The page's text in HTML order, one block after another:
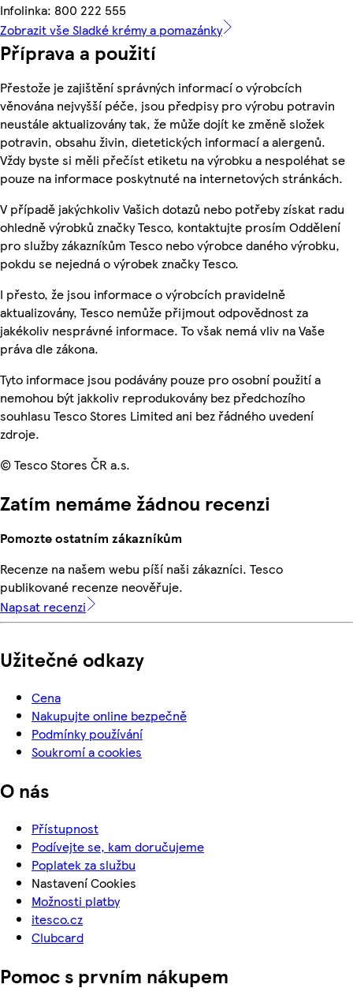
Infolinka: 800 222 555
Zobrazit vše Sladké krémy a pomazánky
Příprava a použití
Přestože je zajištění správných informací o výrobcích
věnována nejvyšší péče, jsou předpisy pro výrobu potravin
neustále aktualizovány tak, že může dojít ke změně složek
potravin, obsahu živin, dietetických informací a alergenů.
Vždy byste si měli přečíst etiketu na výrobku a nespoléhat se
pouze na informace poskytnuté na internetových stránkách.
V případě jakýchkoliv Vašich dotazů nebo potřeby získat radu
ohledně výrobků značky Tesco, kontaktujte prosím Oddělení
pro služby zákazníkům Tesco nebo výrobce daného výrobku,
pokdu se nejedná o výrobek značky Tesco.
I přesto, že jsou informace o výrobcích pravidelně
aktualizovány, Tesco nemůže přijmout odpovědnost za
jakékoliv nesprávné informace. To však nemá vliv na Vaše
práva dle zákona.
Tyto informace jsou podávány pouze pro osobní použití a
nemohou být jakkoliv reprodukovány bez předchozího
souhlasu Tesco Stores Limited ani bez řádného uvedení
zdroje.
© Tesco Stores ČR a.s.
Zatím nemáme žádnou recenzi
Pomozte ostatním zákazníkům
Recenze na našem webu píší naši zákazníci. Tesco
publikované recenze neověřuje.
Napsat recenzi
Užitečné odkazy
Cena
Nakupujte online bezpečně
Podmínky používání
Soukromí a cookies
O nás
Přístupnost
Podívejte se, kam doručujeme
Poplatek za službu
Nastavení Cookies
Možnosti platby
itesco.cz
Clubcard
Pomoc s prvním nákupem